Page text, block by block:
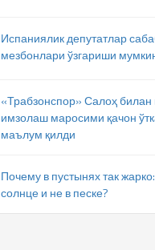
Испаниялик депутатлар
мезбонлари ўзгариши
«Трабзонспор» Салоҳ
имзолаш маросими қачон
маълум қилди
Почему в пустынях так
солнце и не в песке?